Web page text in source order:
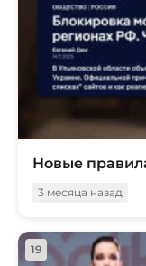
Новые
3 месяца назад
19